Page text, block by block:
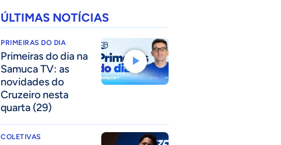
ÚLTIMAS NOTÍCIAS
PRIMEIRAS DO DIA
Primeiras do dia na
Samuca TV: as
novidades do
Cruzeiro nesta
quarta (29)
COLETIVAS